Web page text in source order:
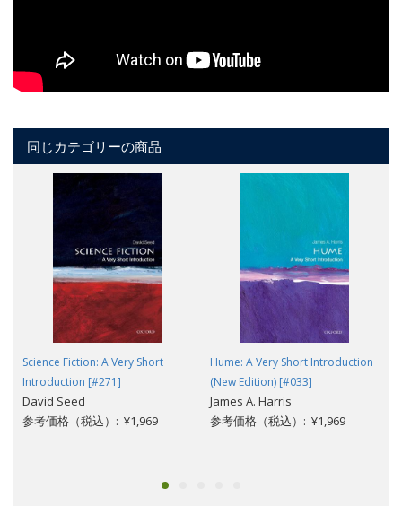
同じカテゴリーの商品
Science Fiction: A Very Short
Introduction [#271]
David Seed
参考価格（税込）: ¥1,969
Hume: A Very Short Introduction
(New Edition) [#033]
James A. Harris
参考価格（税込）: ¥1,969